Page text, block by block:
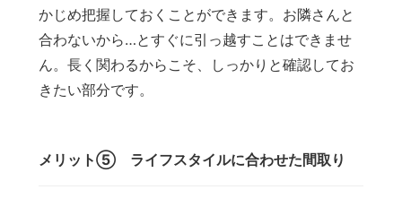
かじめ把握しておくことができます。お隣さんと
合わないから…とすぐに引っ越すことはできませ
ん。長く関わるからこそ、しっかりと確認してお
きたい部分です。
メリット⑤ ライフスタイルに合わせた間取り